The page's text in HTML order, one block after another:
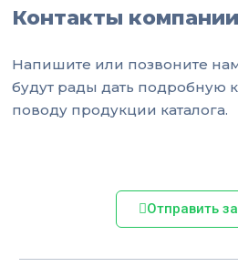
Контакты компании
Напишите или позвоните
будут рады дать подробную
поводу продукции каталога.
Отправить